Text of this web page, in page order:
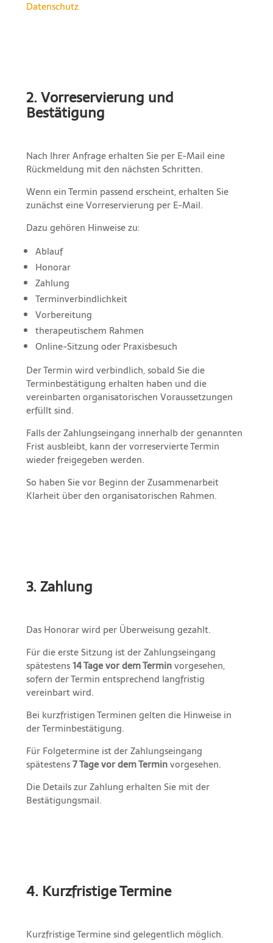
Datenschutz
2. Vorreservierung und
Bestätigung
Nach Ihrer Anfrage erhalten Sie per E-Mail eine
Rückmeldung mit den nächsten Schritten.
Wenn ein Termin passend erscheint, erhalten Sie
zunächst eine Vorreservierung per E-Mail.
Dazu gehören Hinweise zu:
Ablauf
Honorar
Zahlung
Terminverbindlichkeit
Vorbereitung
therapeutischem Rahmen
Online-Sitzung oder Praxisbesuch
Der Termin wird verbindlich, sobald Sie die
Terminbestätigung erhalten haben und die
vereinbarten organisatorischen Voraussetzungen
erfüllt sind.
Falls der Zahlungseingang innerhalb der genannten
Frist ausbleibt, kann der vorreservierte Termin
wieder freigegeben werden.
So haben Sie vor Beginn der Zusammenarbeit
Klarheit über den organisatorischen Rahmen.
3. Zahlung
Das Honorar wird per Überweisung gezahlt.
Für die erste Sitzung ist der Zahlungseingang
spätestens14 Tage vor dem Terminvorgesehen,
sofern der Termin entsprechend langfristig
vereinbart wird.
Bei kurzfristigen Terminen gelten die Hinweise in
der Terminbestätigung.
Für Folgetermine ist der Zahlungseingang
spätestens7 Tage vor dem Terminvorgesehen.
Die Details zur Zahlung erhalten Sie mit der
Bestätigungsmail.
4. Kurzfristige Termine
Kurzfristige Termine sind gelegentlich möglich.